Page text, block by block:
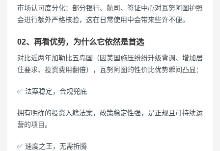
市场认可度分化：部分银行、航司、签证中心对瓦努阿图护照
会进行额外严格核验，这在日常使用中会带来些许不便。
02、再看优势，为什么它依然是首选
对比近两年加勒比五岛国（因美国施压纷纷升级背调、增加居
住要求、投资费用翻倍），瓦努阿图的性价比优势瞬间凸显：
✅ 法案稳定，合规兜底
拥有明确的投资入籍法案，政策稳定性强，是正规且可持续运
营的项目。
✅ 速度之王，无需折腾